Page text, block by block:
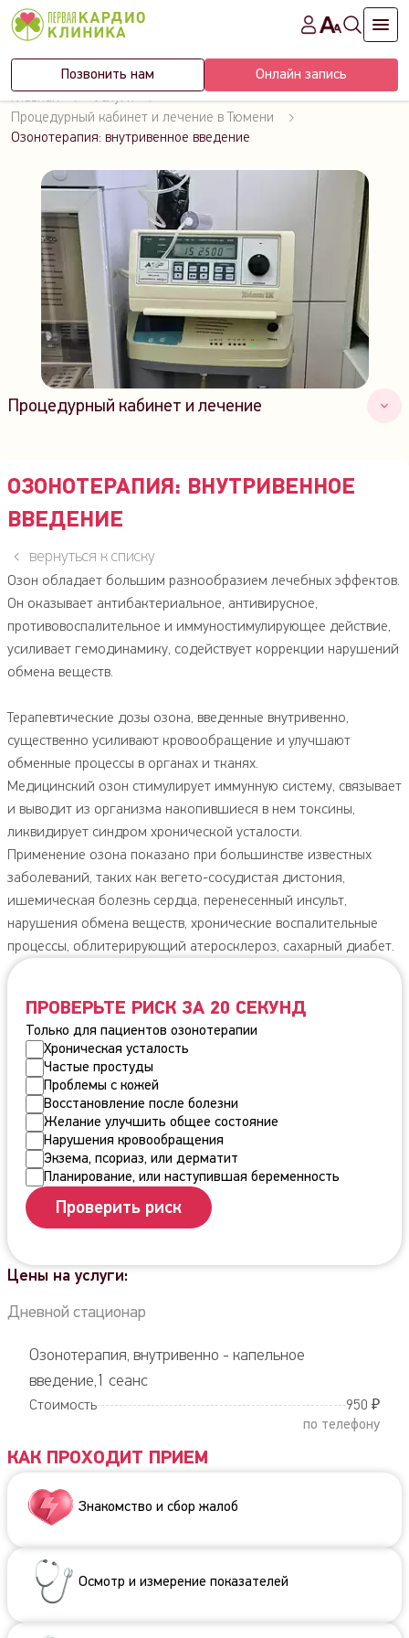
Позвонить нам
Онлайн запись
Главная
Услуги
Процедурный кабинет и лечение в Тюмени
Озонотерапия: внутривенное введение
ОЗОНОТЕРАПИЯ: ВНУТРИВЕННОЕ
ВВЕДЕНИЕ
вернуться к списку
Озон обладает большим разнообразием лечебных эффектов.
Он оказывает антибактериальное, антивирусное,
противовоспалительное и иммуностимулирующее действие,
усиливает гемодинамику, содействует коррекции нарушений
обмена веществ. ⠀
Терапевтические дозы озона, введенные внутривенно,
существенно усиливают кровообращение и улучшают
обменные процессы в органах и тканях.
Медицинский озон стимулирует иммунную систему, связывает
и выводит из организма накопившиеся в нем токсины,
ликвидирует синдром хронической усталости.
Применение озона показано при большинстве известных
заболеваний, таких как вегето-сосудистая дистония,
ишемическая болезнь сердца, перенесенный инсульт,
нарушения обмена веществ, хронические воспалительные
процессы, облитерирующий атеросклероз, сахарный диабет.
ПРОВЕРЬТЕ РИСК ЗА 20 СЕКУНД
Только для пациентов озонотерапии
Хроническая усталость
Частые простуды
Проблемы с кожей
Восстановление после болезни
Желание улучшить общее состояние
Нарушения кровообращения
Экзема, псориаз, или дерматит
Планирование, или наступившая беременность
Проверить риск
Цены на услуги:
Дневной стационар
Озонотерапия, внутривенно - капельное
введение,1 сеанс
Стоимость 950 ₽
по телефону
КАК ПРОХОДИТ ПРИЕМ
Знакомство и сбор жалоб
Осмотр и измерение показателей
Процедурный кабинет и лечение
Лечение в дневном стационаре
Озонотерапия: внутривенное введение